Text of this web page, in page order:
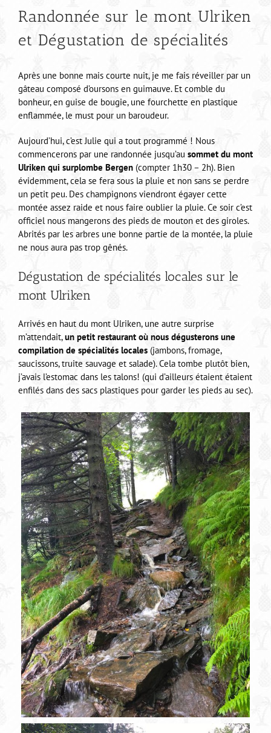
Randonnée sur le mont Ulriken
et Dégustation de spécialités
Après une bonne mais courte nuit, je me fais réveiller par un
gâteau composé d’oursons en guimauve. Et comble du
bonheur, en guise de bougie, une fourchette en plastique
enflammée, le must pour un baroudeur.
Aujourd’hui, c’est Julie qui a tout programmé ! Nous
commencerons par une randonnée jusqu’au sommet du mont
Ulriken qui surplombe Bergen (compter 1h30 – 2h). Bien
évidemment, cela se fera sous la pluie et non sans se perdre
un petit peu. Des champignons viendront égayer cette
montée assez raide et nous faire oublier la pluie. Ce soir c’est
officiel nous mangerons des pieds de mouton et des giroles.
Abrités par les arbres une bonne partie de la montée, la pluie
ne nous aura pas trop gênés.
Dégustation de spécialités locales sur le
mont Ulriken
Arrivés en haut du mont Ulriken, une autre surprise
m’attendait,un petit restaurant où nous dégusterons une
compilation de spécialités locales (jambons, fromage,
saucissons, truite sauvage et salade). Cela tombe plutôt bien,
j’avais l’estomac dans les talons! (qui d’ailleurs étaient étaient
enfilés dans des sacs plastiques pour garder les pieds au sec).